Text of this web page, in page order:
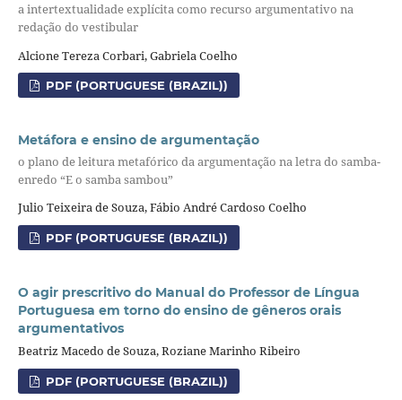
a intertextualidade explícita como recurso argumentativo na
redação do vestibular
Alcione Tereza Corbari, Gabriela Coelho
PDF (PORTUGUESE (BRAZIL))
Metáfora e ensino de argumentação
o plano de leitura metafórico da argumentação na letra do samba-
enredo “E o samba sambou”
Julio Teixeira de Souza, Fábio André Cardoso Coelho
PDF (PORTUGUESE (BRAZIL))
O agir prescritivo do Manual do Professor de Língua
Portuguesa em torno do ensino de gêneros orais
argumentativos
Beatriz Macedo de Souza, Roziane Marinho Ribeiro
PDF (PORTUGUESE (BRAZIL))